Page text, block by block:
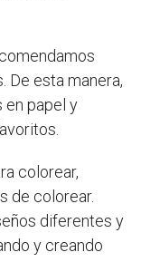
De esta manera,
en papel y
colorear,
de colorear.
diferentes y
y creando